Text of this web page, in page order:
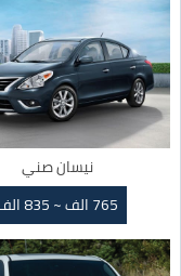
نيسان صني
765 الف ~ 835 الف